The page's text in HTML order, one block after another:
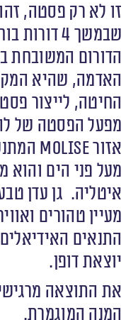
זו לא רק פסטה,
שבמשך 4
הדורום המשובחת
האדמה, שהיא
החיטה, לייצור
מפעל הפסטה של
מעל פני הים והוא
איטליה. גן עדן
מעיין טהורים
התנאים
יוצאת דופן.
את התוצאה
המנה המוגמרת.